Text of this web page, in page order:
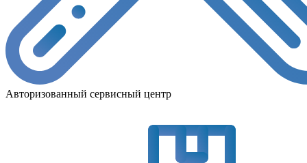
Авторизованный сервисный центр